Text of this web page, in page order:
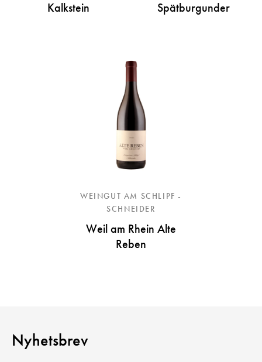
Kalkstein
Spätburgunder
WEINGUT AM SCHLIPF -
SCHNEIDER
Weil am Rhein Alte
Reben
Nyhetsbrev